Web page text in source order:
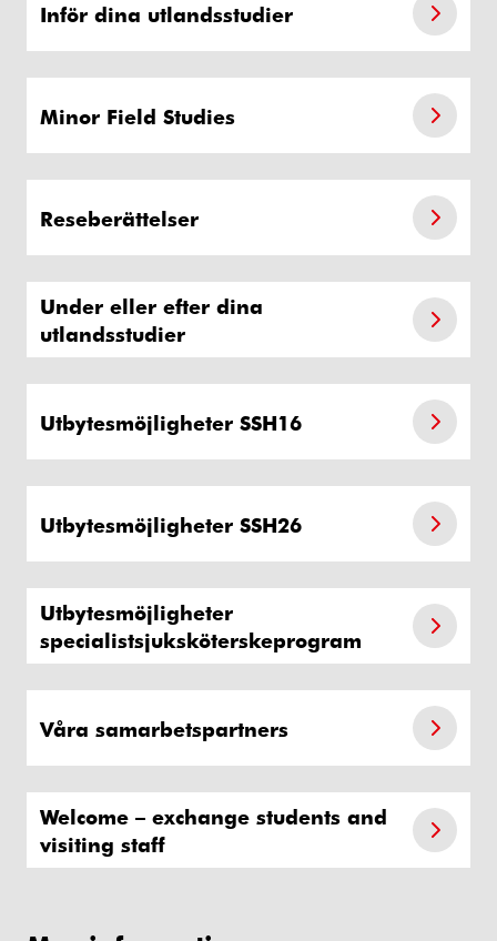
Inför dina utlandsstudier
Minor Field Studies
Reseberättelser
Under eller efter dina
utlandsstudier
Utbytesmöjligheter SSH16
Utbytesmöjligheter SSH26
Utbytesmöjligheter
specialistsjuksköterskeprogram
Våra samarbetspartners
Welcome – exchange students and
visiting staff